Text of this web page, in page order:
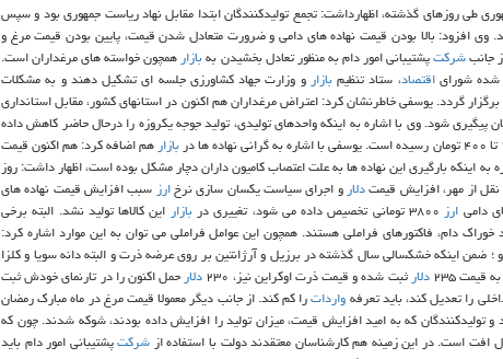
طی روزهای گذشته، اظهارداشت: تجمع تولیدكنندگان ابتدا مقابل نهاد ریاست جمهوری بود و سپس
وی افزود: بالا بودن قیمت نهاده های دامی و ضرورت متعادل شدن قیمت، پایین بودن قیمت مرغ و
جانبشركتپشتیبانی امور دام به منظور تعادل بخشیدن بهبازارهمچون خواسته های مرغداران است.
شده شورایاقتصاد، ستاد تنظیمبازارو وزارت جهاد كشاورزی جلسه ای تشكیل دهند و به مشكلات
گردد. یوسفی خاطرنشان كرد: اعتراض مرغداران هم اكنون در استانهای كشور، مقابل استانداری
پیگیری شود. وی با اشاره به اینكه واحدهای تولیدی، تولید جوجه یكروزه را درحال حاضر كاهش داده
بازارهم اضافه كرد: هم اكنون قیمت
بین ۲۶۰۰ تا ۲۷۰۰ تومان است. وی با اشاره به اینكه بارگیری این نهاده ها به علت اعتصاب كامیون داران دچار مشكل بوده است، اظهار داشت: روز
از مهر، افزایش قیمتدلارو اجرای سیاست یكسان سازی نرخارزسبب افزایش قیمت نهاده های
دامی ارز۳۸۰۰ تومانی تخصیص داده می شود، تغییری در بازار این كالاها تولید نشد. البته برخی
دام، فاكتورهای فراملی هستند. همچون این عوامل فراملی می توان به این موارد اشاره كرد:
؛ ضمن اینكه خشكسالی سال گذشته در برزیل و آرژانتین بر روی عرضه ذرت و البته دانه سویا و كلزا
دلارثبت شده و قیمت ذرت اوكراین نیز، ۲۳۰ دلارحمل اكنون را در تارنمای خودش ثبت
را تعدیل كند، باید تعرفهوارداترا كم كند. از جانب دیگر معمولا قیمت مرغ در ماه مبارك رمضان
كه به امید افزایش قیمت، میزان تولید را افزایش داده بودند، شوكه شدند. چون كه
است. در این زمینه هم كارشناسان معتقدند دولت با استفاده ازشركتپشتیبانی امور دام باید